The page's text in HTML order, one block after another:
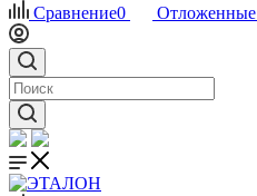
Сравнение0 Отложенные